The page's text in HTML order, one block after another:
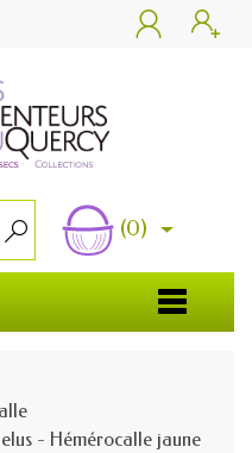
 
 (0)
- Hémérocalle jaune